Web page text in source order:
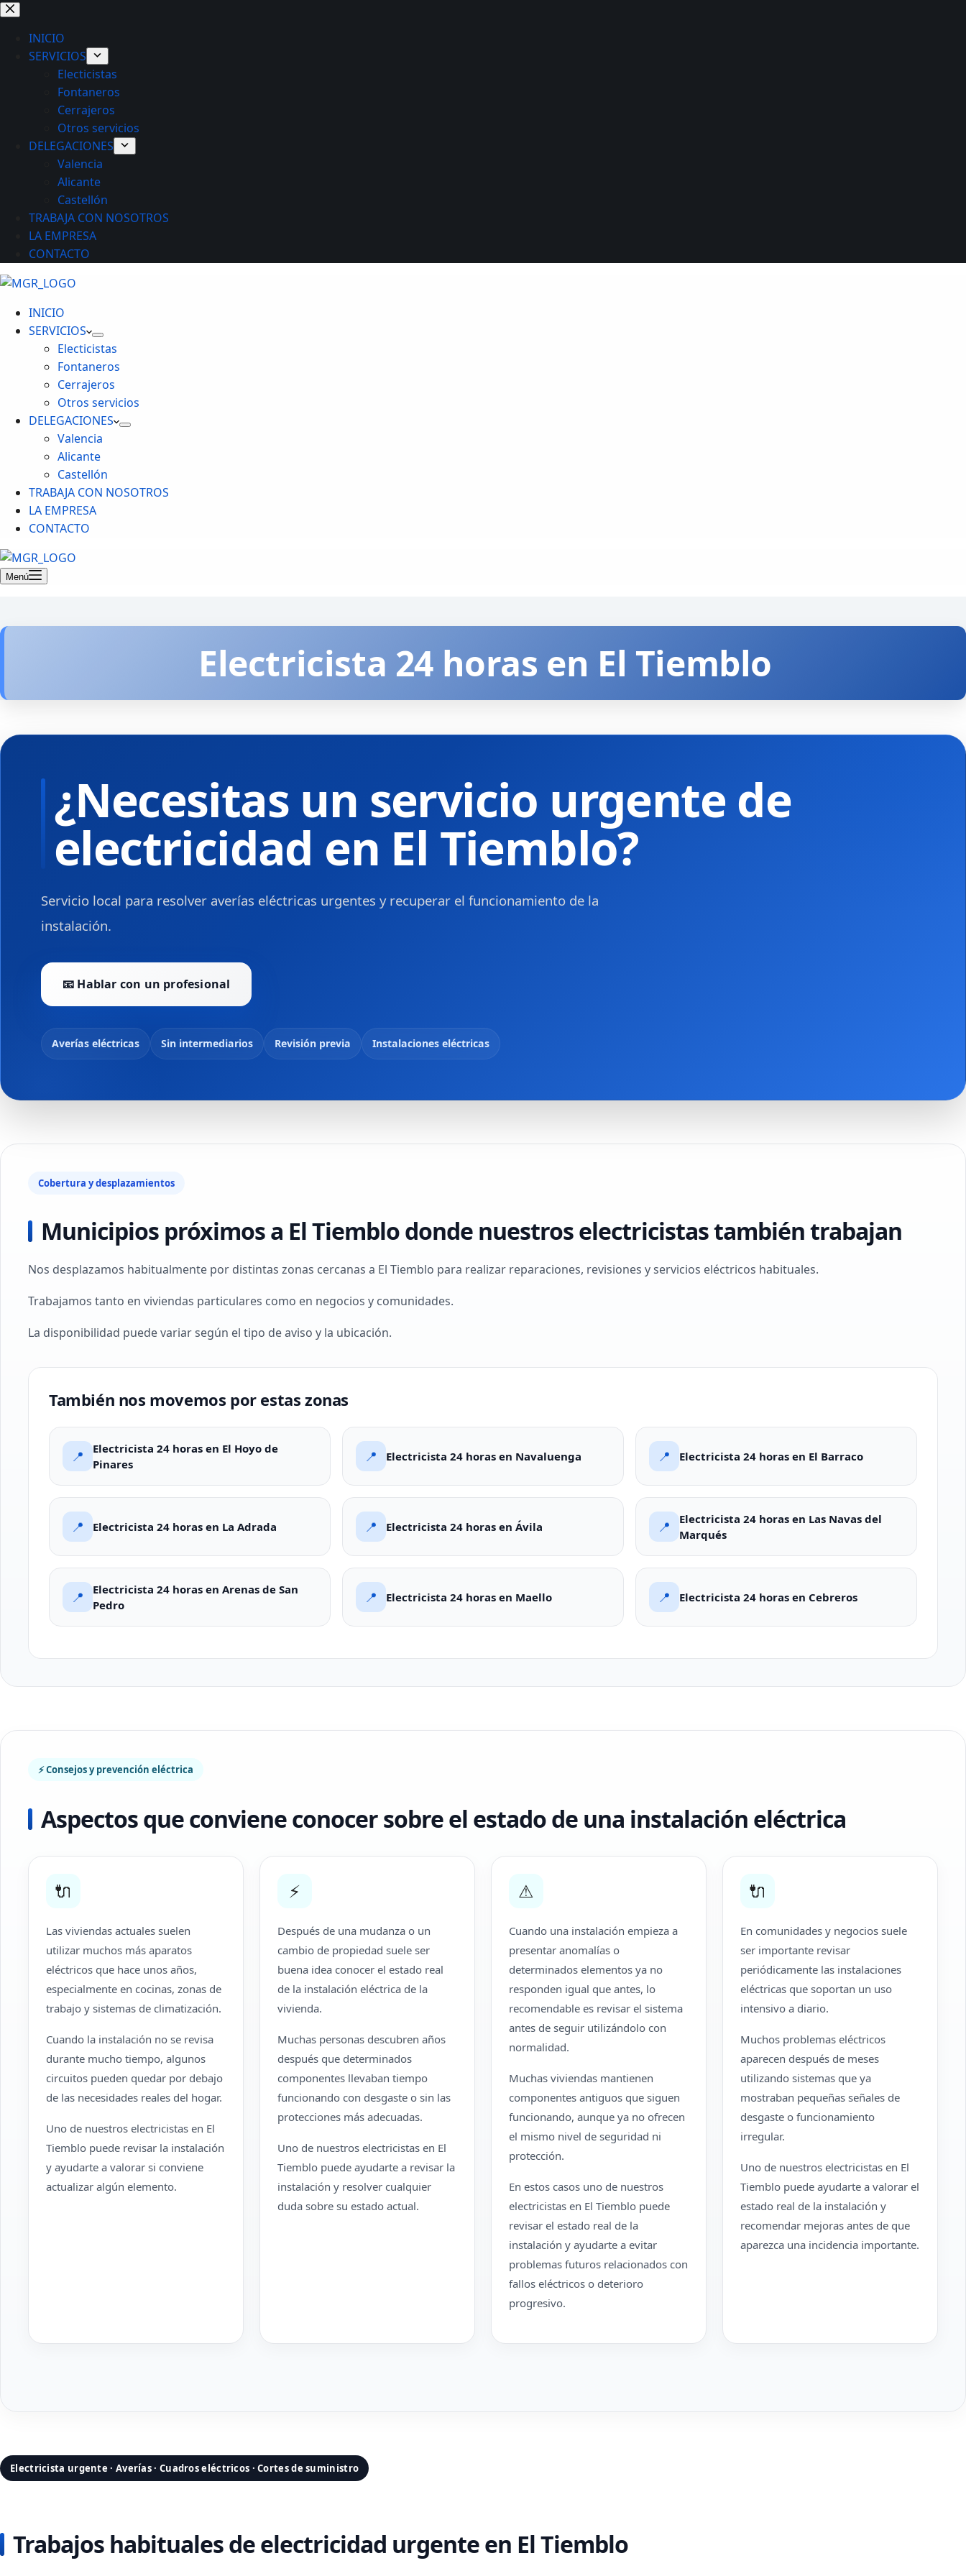
Saltar
contenido
INICIO
SERVICIOS
Electicistas
Fontaneros
Cerrajeros
Otros servicios
DELEGACIONES
Valencia
Alicante
Castellón
TRABAJA CON NOSOTROS
LA EMPRESA
CONTACTO
INICIO
SERVICIOS
Electicistas
Fontaneros
Cerrajeros
Otros servicios
DELEGACIONES
Valencia
Alicante
Castellón
TRABAJA CON NOSOTROS
LA EMPRESA
CONTACTO
Menú
Electricista 24 horas en El Tiemblo
¿Necesitas un servicio urgente de
electricidad en El Tiemblo?
Servicio local para resolver averías eléctricas urgentes y recuperar el funcionamiento de la
instalación.
📧 Hablar con un profesional
Averías eléctricas Sin intermediarios Revisión previa Instalaciones eléctricas
Cobertura y desplazamientos
Municipios próximos a El Tiemblo donde nuestros electricistas también trabajan
Nos desplazamos habitualmente por distintas zonas cercanas a El Tiemblo para realizar reparaciones, revisiones y servicios eléctricos habituales.
Trabajamos tanto en viviendas particulares como en negocios y comunidades.
La disponibilidad puede variar según el tipo de aviso y la ubicación.
También nos movemos por estas zonas
📍
Electricista 24 horas en El Hoyo de
Pinares
📍 Electricista 24 horas en Navaluenga 📍 Electricista 24 horas en El Barraco
📍 Electricista 24 horas en La Adrada 📍 Electricista 24 horas en Ávila 📍
Electricista 24 horas en Las Navas del
Marqués
📍
Electricista 24 horas en Arenas de San
Pedro
📍 Electricista 24 horas en Maello 📍 Electricista 24 horas en Cebreros
⚡ Consejos y prevención eléctrica
Aspectos que conviene conocer sobre el estado de una instalación eléctrica
🔌
Las viviendas actuales suelen
utilizar muchos más aparatos
eléctricos que hace unos años,
especialmente en cocinas, zonas de
trabajo y sistemas de climatización.
Cuando la instalación no se revisa
durante mucho tiempo, algunos
circuitos pueden quedar por debajo
de las necesidades reales del hogar.
Uno de nuestros electricistas en El
Tiemblo puede revisar la instalación
y ayudarte a valorar si conviene
actualizar algún elemento.
⚡
Después de una mudanza o un
cambio de propiedad suele ser
buena idea conocer el estado real
de la instalación eléctrica de la
vivienda.
Muchas personas descubren años
después que determinados
componentes llevaban tiempo
funcionando con desgaste o sin las
protecciones más adecuadas.
Uno de nuestros electricistas en El
Tiemblo puede ayudarte a revisar la
instalación y resolver cualquier
duda sobre su estado actual.
⚠
Cuando una instalación empieza a
presentar anomalías o
determinados elementos ya no
responden igual que antes, lo
recomendable es revisar el sistema
antes de seguir utilizándolo con
normalidad.
Muchas viviendas mantienen
componentes antiguos que siguen
funcionando, aunque ya no ofrecen
el mismo nivel de seguridad ni
protección.
En estos casos uno de nuestros
electricistas en El Tiemblo puede
revisar el estado real de la
instalación y ayudarte a evitar
problemas futuros relacionados con
fallos eléctricos o deterioro
progresivo.
🔌
En comunidades y negocios suele
ser importante revisar
periódicamente las instalaciones
eléctricas que soportan un uso
intensivo a diario.
Muchos problemas eléctricos
aparecen después de meses
utilizando sistemas que ya
mostraban pequeñas señales de
desgaste o funcionamiento
irregular.
Uno de nuestros electricistas en El
Tiemblo puede ayudarte a valorar el
estado real de la instalación y
recomendar mejoras antes de que
aparezca una incidencia importante.
Electricista urgente · Averías · Cuadros eléctricos · Cortes de suministro
Trabajos habituales de electricidad urgente en El Tiemblo